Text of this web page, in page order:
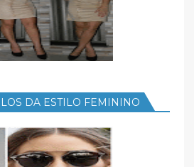
DA ESTILO FEMININO